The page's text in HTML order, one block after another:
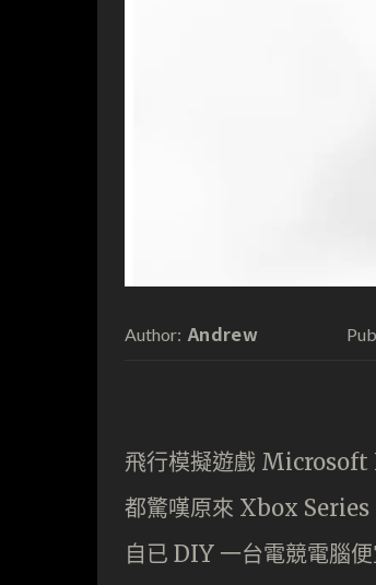
Author: Andrew
飛行模擬遊戲
都驚嘆原來 Xbox
自已 DIY 一台電競電腦